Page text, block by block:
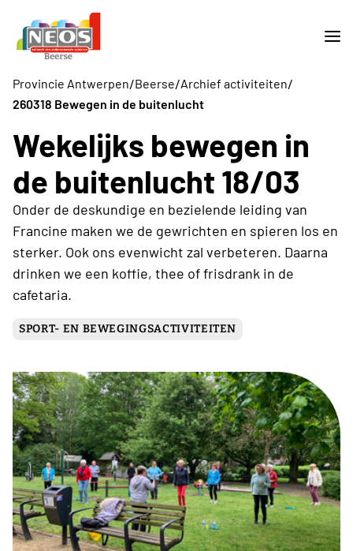
Provincie Antwerpen/Beerse/Archief activiteiten/
260318 Bewegen in de buitenlucht
Wekelijks bewegen in
de buitenlucht 18/03
Onder de deskundige en bezielende leiding van
Francine maken we de gewrichten en spieren los en
sterker. Ook ons evenwicht zal verbeteren. Daarna
drinken we een koffie, thee of frisdrank in de
cafetaria.
SPORT- EN BEWEGINGSACTIVITEITEN